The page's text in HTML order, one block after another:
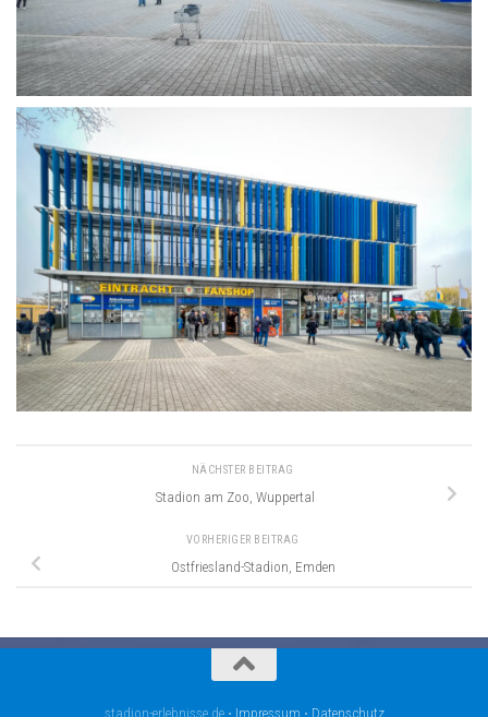
NÄCHSTER BEITRAG
Stadion am Zoo, Wuppertal
VORHERIGER BEITRAG
Ostfriesland-Stadion, Emden
stadion-erlebnisse.de • Impressum • Datenschutz